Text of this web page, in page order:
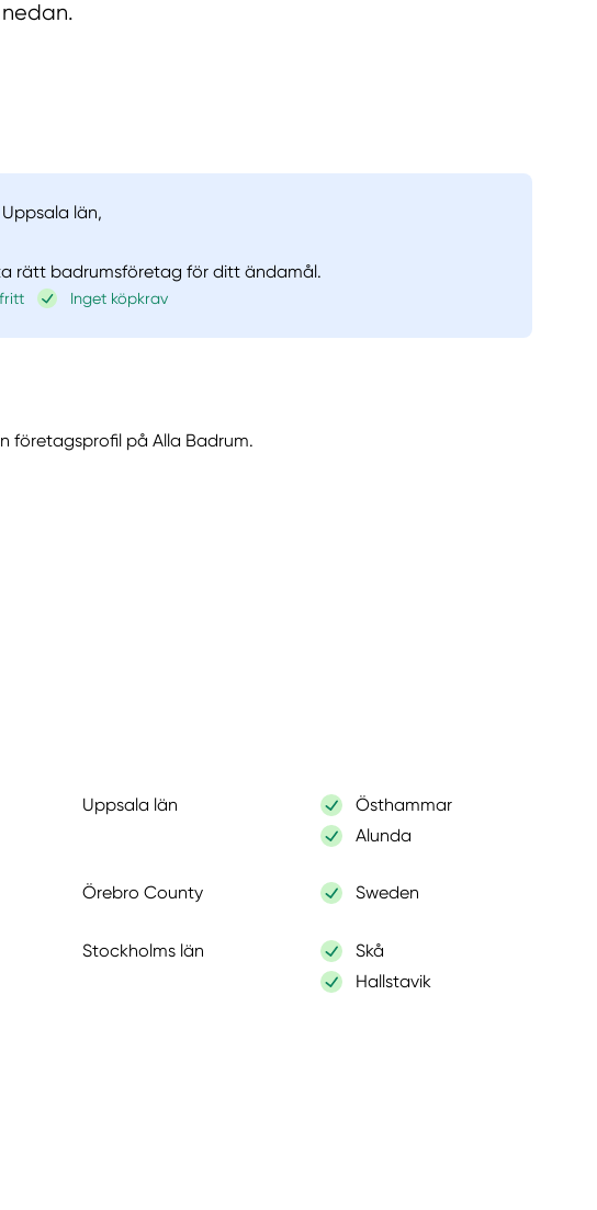
län,
rätt badrumsföretag för ditt ändamål.
Inget köpkrav
företagsprofil på Alla Badrum.
Uppsala län
Östhammar
Alunda
Örebro County Sweden
Stockholms län
Skå
Hallstavik